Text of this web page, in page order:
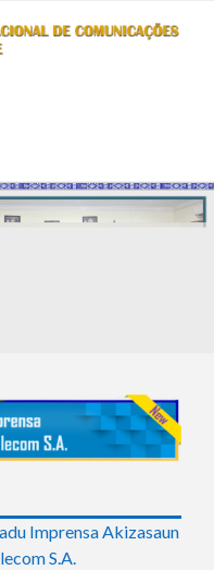
Imprensa Akizasaun
S.A.